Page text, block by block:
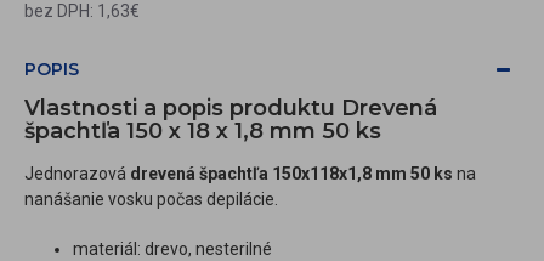
bez DPH: 1,63€
POPIS
Vlastnosti a popis produktu Drevená
špachtľa 150 x 18 x 1,8 mm 50 ks
Jednorazová drevená špachtľa 150x118x1,8 mm 50 ks na
nanášanie vosku počas depilácie.
materiál: drevo, nesterilné